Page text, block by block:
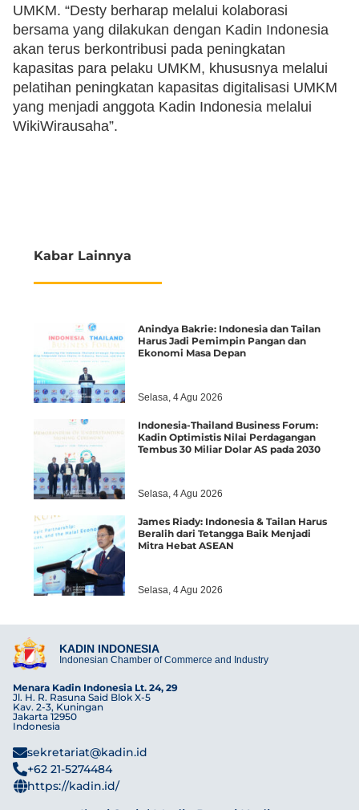
UMKM. “Desty berharap melalui kolaborasi
bersama yang dilakukan dengan Kadin Indonesia
akan terus berkontribusi pada peningkatan
kapasitas para pelaku UMKM, khususnya melalui
pelatihan peningkatan kapasitas digitalisasi UMKM
yang menjadi anggota Kadin Indonesia melalui
WikiWirausaha”.
Kabar Lainnya
Anindya Bakrie: Indonesia dan Tailan
Harus Jadi Pemimpin Pangan dan
Ekonomi Masa Depan
Selasa, 4 Agu 2026
Indonesia-Thailand Business Forum:
Kadin Optimistis Nilai Perdagangan
Tembus 30 Miliar Dolar AS pada 2030
Selasa, 4 Agu 2026
James Riady: Indonesia & Tailan Harus
Beralih dari Tetangga Baik Menjadi
Mitra Hebat ASEAN
Selasa, 4 Agu 2026
KADIN INDONESIA
Indonesian Chamber of Commerce and Industry
Menara Kadin Indonesia Lt. 24, 29
Jl. H. R. Rasuna Said Blok X-5
Kav. 2-3, Kuningan
Jakarta 12950
Indonesia
sekretariat@kadin.id
+62 21-5274484
https://kadin.id/